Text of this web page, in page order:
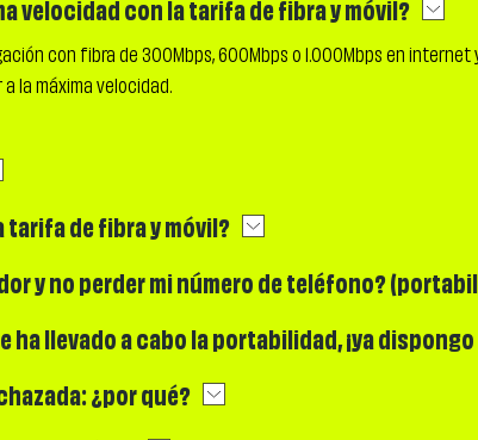
velocidad con la tarifa de fibra y móvil?
con fibra de 300Mbps, 600Mbps o 1.000Mbps en internet
la máxima velocidad.
tarifa de fibra y móvil?
y no perder mi número de teléfono?
ha llevado a cabo la portabilidad, ¡ya
¿por qué?